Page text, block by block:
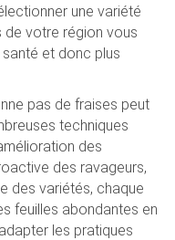
une variété
de votre région vous
et donc plus
pas de fraises peut
techniques
des
des ravageurs,
des variétés, chaque
feuilles abondantes en
les pratiques